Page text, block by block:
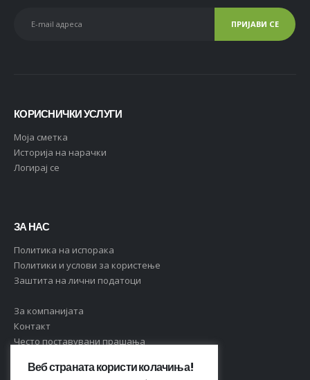
КОРИСНИЧКИ УСЛУГИ
Moja сметка
Историја на нарачки
Логирај се
ЗА НАС
Политика на испорака
Политики и услови за користење
Заштита на лични податоци
За компанијата
Контакт
Често поставувани прашања
Веб страната користи колачиња!